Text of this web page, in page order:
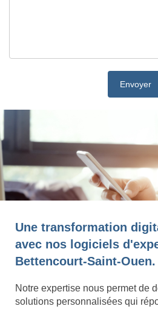
Une transformation
avec nos logiciels
Bettencourt-Saint-Ouen.
Notre expertise nous permet de
solutions personnalisées qui